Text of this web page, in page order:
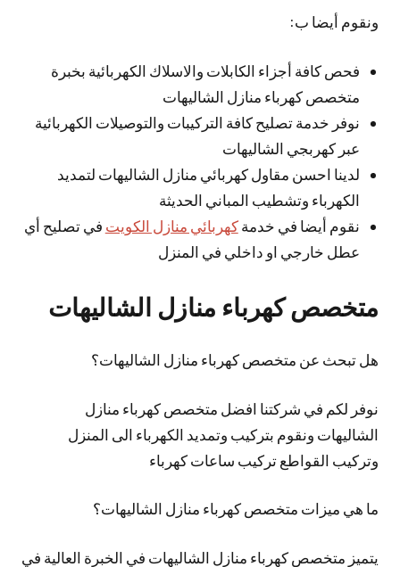
ونقوم أيضا ب:
فحص كافة أجزاء الكابلات والاسلاك الكهربائية بخبرة
متخصص كهرباء منازل الشاليهات
نوفر خدمة تصليح كافة التركيبات والتوصيلات الكهربائية
عبر كهربجي الشاليهات
لدينا احسن مقاول كهربائي منازل الشاليهات لتمديد
الكهرباء وتشطيب المباني الحديثة
نقوم أيضا في خدمةكهربائي منازل الكويت في تصليح أي
عطل خارجي او داخلي في المنزل
متخصص كهرباء منازل الشاليهات
هل تبحث عن متخصص كهرباء منازل الشاليهات؟
نوفر لكم في شركتنا افضل متخصص كهرباء منازل
الشاليهات ونقوم بتركيب وتمديد الكهرباء الى المنزل
وتركيب القواطع تركيب ساعات كهرباء
ما هي ميزات متخصص كهرباء منازل الشاليهات؟
يتميز متخصص كهرباء منازل الشاليهات في الخبرة العالية في